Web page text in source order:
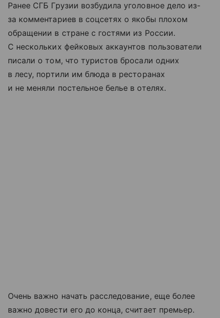
Ранее СГБ Грузии возбудила уголовное дело из-
за комментариев в соцсетях о якобы плохом
обращении в стране с гостями из России.
С нескольких фейковых аккаунтов пользователи
писали о том, что туристов бросали одних
в лесу, портили им блюда в ресторанах
и не меняли постельное белье в отелях.
Очень важно начать расследование, еще более
важно довести его до конца, считает премьер.